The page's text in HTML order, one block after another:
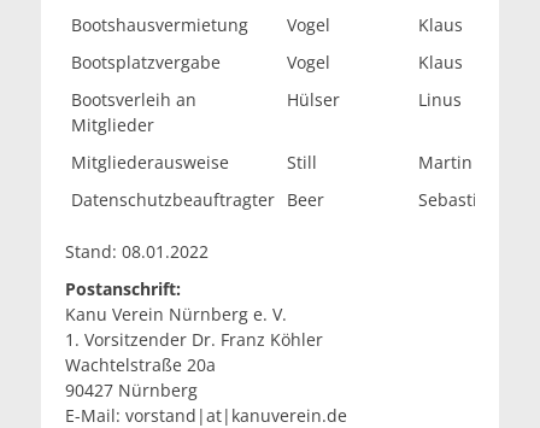
Bootshausvermietung Vogel Klaus
Bootsplatzvergabe
Vogel Klaus
Bootsverleih an
Mitglieder
Hülser Linus
Mitgliederausweise Still Martin
Datenschutzbeauftragter Beer Sebastian
Stand: 08.01.2022
Postanschrift:
Kanu Verein Nürnberg e. V.
1. Vorsitzender Dr. Franz Köhler
Wachtelstraße 20a
90427 Nürnberg
E-Mail: vorstand|at|kanuverein.de